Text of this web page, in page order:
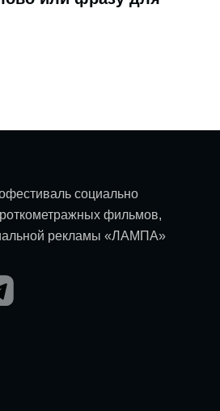
социально
фильмов,
рекламы «ЛАМПА»